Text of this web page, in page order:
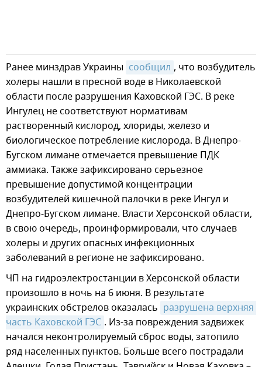
Ранее минздрав Украины сообщил , что возбудитель
холеры нашли в пресной воде в Николаевской
области после разрушения Каховской ГЭС. В реке
Ингулец не соответствуют нормативам
растворенный кислород, хлориды, железо и
биологическое потребление кислорода. В Днепро-
Бугском лимане отмечается превышение ПДК
аммиака. Также зафиксировано серьезное
превышение допустимой концентрации
возбудителей кишечной палочки в реке Ингул и
Днепро-Бугском лимане. Власти Херсонской области,
в свою очередь, проинформировали, что случаев
холеры и других опасных инфекционных
заболеваний в регионе не зафиксировано.
ЧП на гидроэлектростанции в Херсонской области
произошло в ночь на 6 июня. В результате
украинских обстрелов оказалась разрушена верхняя
часть Каховской ГЭС . Из-за повреждения задвижек
начался неконтролируемый сброс воды, затопило
ряд населенных пунктов. Больше всего пострадали